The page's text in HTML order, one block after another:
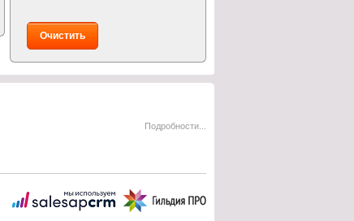
Очистить
Подробности...